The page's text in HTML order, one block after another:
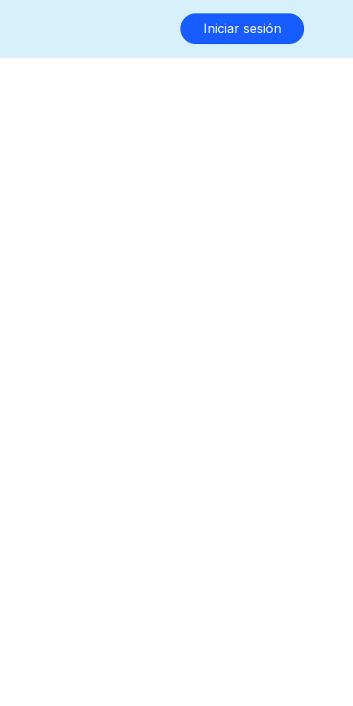
Iniciar sesión